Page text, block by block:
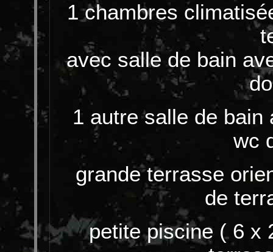
1 chambres
avec salle de bain
1 autre salle de bain
wc
grande terrasse
de
petite piscine ( 6 x